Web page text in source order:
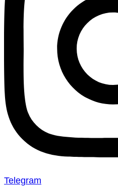
Telegram